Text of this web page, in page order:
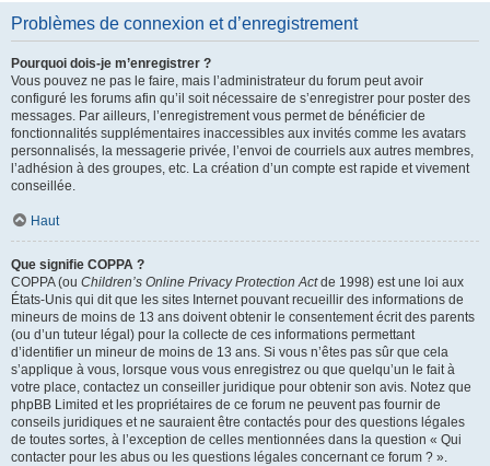
Problèmes de connexion et d’enregistrement
Pourquoi dois-je m’enregistrer ?
Vous pouvez ne pas le faire, mais l’administrateur du forum peut avoir
configuré les forums afin qu’il soit nécessaire de s’enregistrer pour poster des
messages. Par ailleurs, l’enregistrement vous permet de bénéficier de
fonctionnalités supplémentaires inaccessibles aux invités comme les avatars
personnalisés, la messagerie privée, l’envoi de courriels aux autres membres,
l’adhésion à des groupes, etc. La création d’un compte est rapide et vivement
conseillée.
Haut
Que signifie COPPA ?
COPPA (ou Children’s Online Privacy Protection Actde 1998) est une loi aux
États-Unis qui dit que les sites Internet pouvant recueillir des informations de
mineurs de moins de 13 ans doivent obtenir le consentement écrit des parents
(ou d’un tuteur légal) pour la collecte de ces informations permettant
d’identifier un mineur de moins de 13 ans. Si vous n’êtes pas sûr que cela
s’applique à vous, lorsque vous vous enregistrez ou que quelqu’un le fait à
votre place, contactez un conseiller juridique pour obtenir son avis. Notez que
phpBB Limited et les propriétaires de ce forum ne peuvent pas fournir de
conseils juridiques et ne sauraient être contactés pour des questions légales
de toutes sortes, à l’exception de celles mentionnées dans la question « Qui
contacter pour les abus ou les questions légales concernant ce forum ? ».